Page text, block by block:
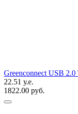
Greenconnect USB
22.51 у.е.
1822.00 руб.